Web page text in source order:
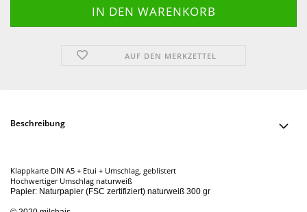
AUF DEN MERKZETTEL
Beschreibung
Klappkarte DIN A5 + Etui + Umschlag, geblistert
Hochwertiger Umschlag naturweiß
Papier: Naturpapier (FSC zertifiziert) naturweiß 300 gr